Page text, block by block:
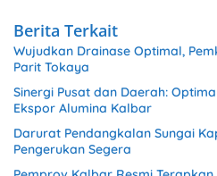
Berita Terkait
Wujudkan Drainase Optimal,
Parit Tokaya
Sinergi Pusat dan Daerah:
Ekspor Alumina Kalbar
Darurat Pendangkalan Sungai
Pengerukan Segera